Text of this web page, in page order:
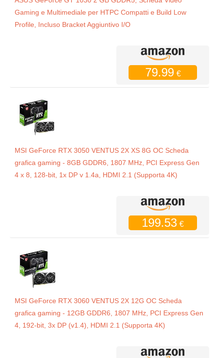
Gaming e Multimediale per HTPC Compatti e Build Low
Profile, Incluso Bracket Aggiuntivo I/O
79.99 €
MSI GeForce RTX 3050 VENTUS 2X XS 8G OC Scheda
grafica gaming - 8GB GDDR6, 1807 MHz, PCI Express Gen
4 x 8, 128-bit, 1x DP v 1.4a, HDMI 2.1 (Supporta 4K)
199.53 €
MSI GeForce RTX 3060 VENTUS 2X 12G OC Scheda
grafica gaming - 12GB GDDR6, 1807 MHz, PCI Express Gen
4, 192-bit, 3x DP (v1.4), HDMI 2.1 (Supporta 4K)